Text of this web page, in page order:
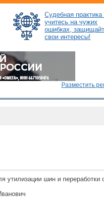
Судебная практика
учитесь на чужих
ошибках,
свои интересы!
Разместить
утилизации шин и переработки